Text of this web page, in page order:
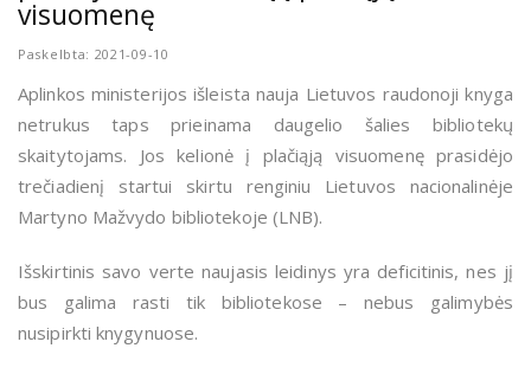
visuomenę
Paskelbta: 2021-09-10
Aplinkos ministerijos išleista nauja Lietuvos raudonoji knyga
netrukus taps prieinama daugelio šalies bibliotekų
skaitytojams. Jos kelionė į plačiąją visuomenę prasidėjo
trečiadienį startui skirtu renginiu Lietuvos nacionalinėje
Martyno Mažvydo bibliotekoje (LNB).
Išskirtinis savo verte naujasis leidinys yra deficitinis, nes jį
bus galima rasti tik bibliotekose – nebus galimybės
nusipirkti knygynuose.